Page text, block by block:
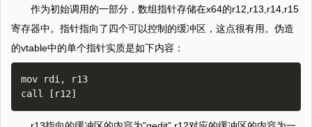
作为初始调用的一部分，数组指针存储在x64的r12,r13,r14,r15
寄存器中。指针指向了四个可以控制的缓冲区，这点很有用。伪造
的vtable中的单个指针实质是如下内容：
mov rdi, r13